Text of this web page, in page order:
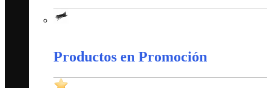
Productos en Promoción